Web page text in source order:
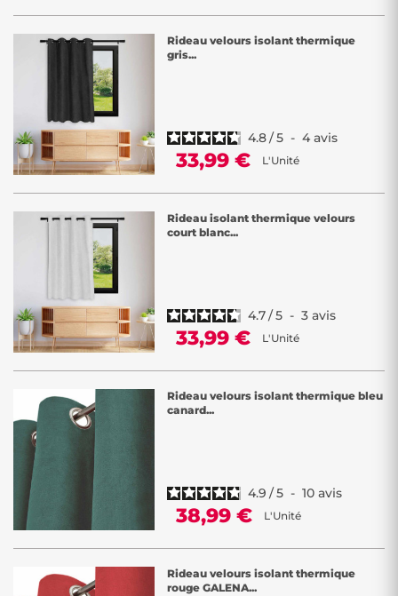
Rideau velours isolant thermique
gris...
4.8/5 - 4 avis
33,99 € L'Unité
Rideau isolant thermique velours
court blanc...
4.7/5 - 3 avis
33,99 € L'Unité
Rideau velours isolant thermique bleu
canard...
4.9 /5 - 10 avis
38,99 € L'Unité
Rideau velours isolant thermique
rouge GALENA...